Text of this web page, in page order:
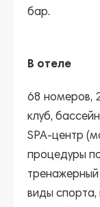
бар.
В отеле
68 номеров,
клуб,
SPA-центр
процедуры
тренажерный
виды